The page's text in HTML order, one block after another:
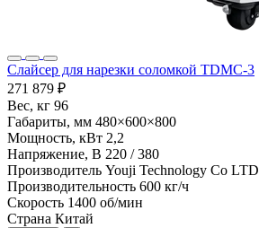
Слайсер для нарезки соломкой TDMC-3
271 879 ₽
Вес, кг 96
Габариты, мм 480×600×800
Мощность, кВт 2,2
Напряжение, В 220 / 380
Производитель Youji Technology Co LTD
Производительность 600 кг/ч
Скорость 1400 об/мин
Страна Китай